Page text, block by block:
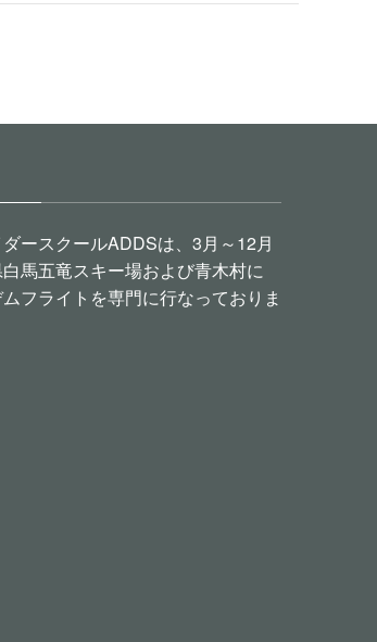
ースクールADDSは、3月～12月
馬五竜スキー場および青木村に
フライトを専門に行なっておりま